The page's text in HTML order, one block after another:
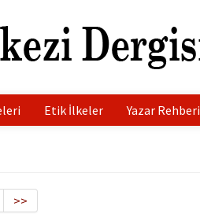
Etik İlkeler Yazar Rehberi
>>